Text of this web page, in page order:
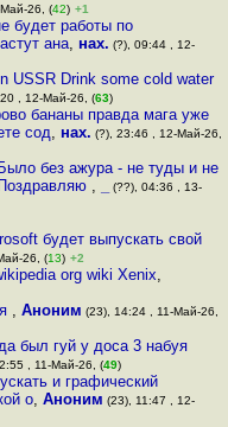
26, (42) +1
будет работы по
ана, нах. (?), 09:44 , 12-
USSR Drink some cold water
, 12-Май-26, (63)
бананы правда мага уже
сод, нах. (?), 23:46 , 12-Май-26,
без ажура - не туды и не
, (??), 04:36 , 13-
будет выпускать свой
26, (13) +2
org wiki Xenix,
, Аноним (23), 14:24 , 11-Май-26,
был гуй у доса 3 набуя
, 11-Май-26, (49)
и графический
о, Аноним (23), 11:47 , 12-